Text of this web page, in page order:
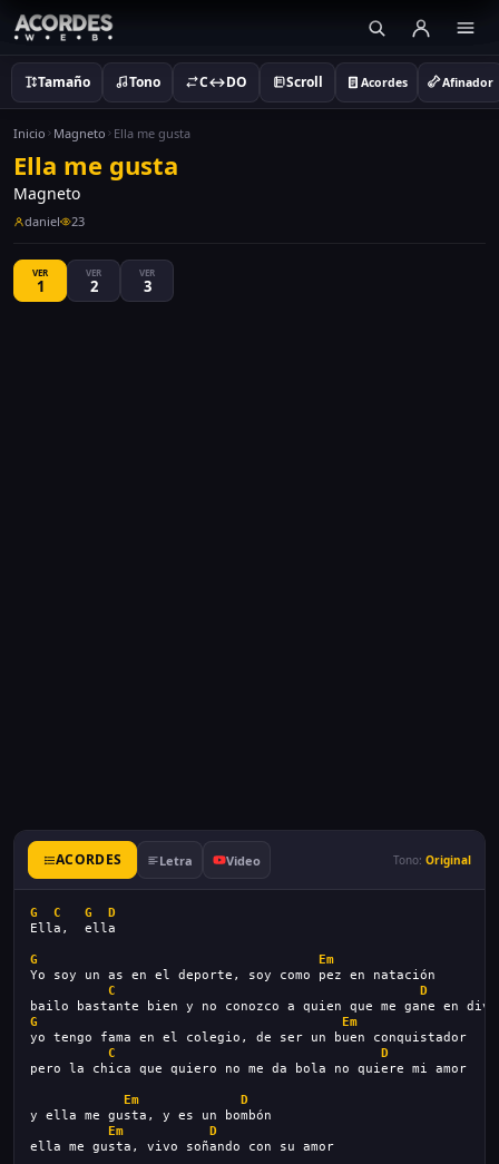
Tamaño Tono C↔DO Scroll Acordes Afinador
Inicio Magneto Ella me gusta
Ella me gusta
Magneto
daniel 23
VER
1
VER
2
VER
3
ACORDES Letra Video Tono: Original
G C G
D
Ella,  ella
G
Em
Yo soy un as en el deporte, soy como pez en natación
C
D
bailo bastante bien y no conozco a quien que me gane en
G
Em
yo tengo fama en el colegio, de ser un buen conquistador
C
D
pero la chica que quiero no me da bola no quiere mi amor
Em
D
y ella me gusta, y es un bombón
Em
D
ella me gusta, vivo soñando con su amor